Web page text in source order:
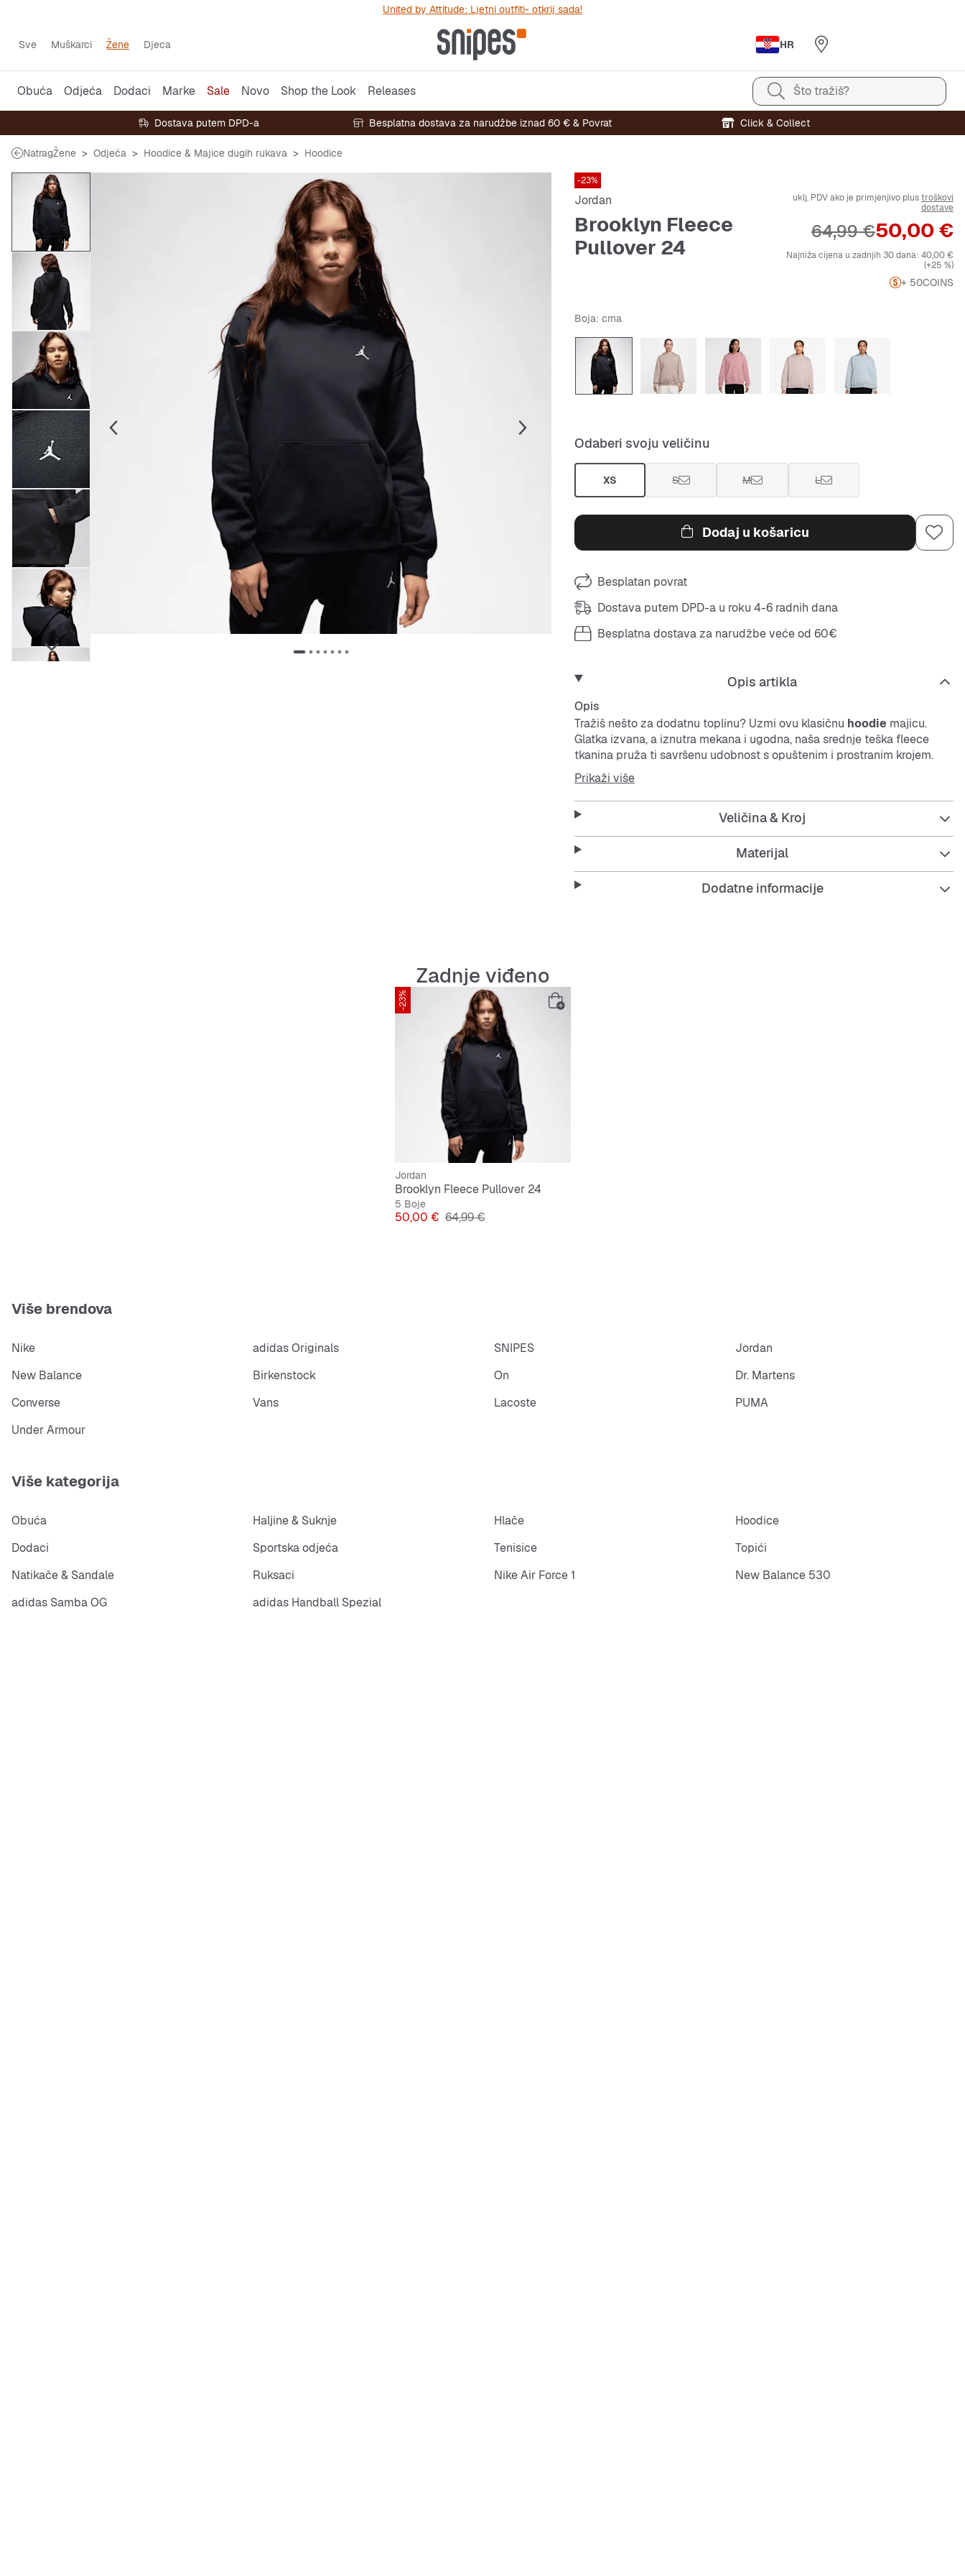
United by Attitude: Ljetni outfiti- otkrij sada!
Sve Muškarci Žene Djeca HR
Obuća Odjeća Dodaci Marke Sale Novo Shop the Look Releases Što tražiš?
Dostava putem DPD-a Besplatna dostava za narudžbe iznad 60 € & Povrat Click & Collect
NatragŽene Odjeća Hoodice & Majice dugih rukava Hoodice
-23%
Jordan
Brooklyn Fleece
Pullover 24
uklj. PDV ako je primjenjivo plustroškovi
dostave
Cijena
50,00 €
Originalna cijena
64,99 €
Najniža cijena u zadnjih 30 dana: 40,00 €
(+25 %)
+ 50COINS
Boja: crna
Odaberi svoju veličinu
XS S M L
Dodaj u košaricu
Besplatan povrat
Dostava putem DPD-a u roku 4-6 radnih dana
Besplatna dostava za narudžbe veće od 60€
Opis artikla
Opis
Tražiš nešto za dodatnu toplinu? Uzmi ovu klasičnu hoodie majicu.
Glatka izvana, a iznutra mekana i ugodna, naša srednje teška fleece
tkanina pruža ti savršenu udobnost s opuštenim i prostranim krojem.
Idealna je za svaki dan kad želiš ostati topao i udoban, bilo da si vani ili
kod kuće. Jednostavna, ali s detaljima koji daju poseban izgled.
Features:
Prikaži više
Veličina & Kroj
Materijal
Dodatne informacije
Zadnje viđeno
-23%
Jordan
Brooklyn Fleece Pullover 24
5 Boje
Cijena
50,00 € Originalna cijena
64,99 €
Više brendova
Nike adidas Originals SNIPES
Jordan
New Balance
Birkenstock On
Dr. Martens
Converse
Vans Lacoste
PUMA
Under Armour
Više kategorija
Obuća Haljine & Suknje Hlače
Hoodice
Dodaci
Sportska odjeća Tenisice
Topići
Natikače & Sandale
Ruksaci Nike Air Force 1
New Balance 530
adidas Samba OG
adidas Handball Spezial